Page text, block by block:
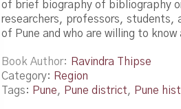
of brief biography of bibliography
researchers, professors, students,
of Pune and who are willing to
Book Author
Ravindra Thipse
Category: Region
Tags: Pune, Pune district, Pune